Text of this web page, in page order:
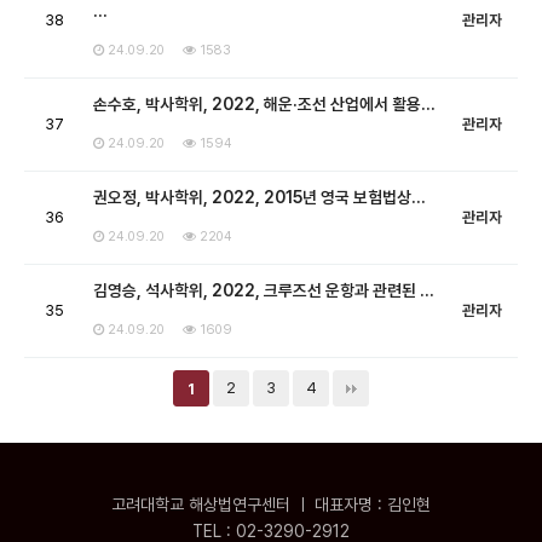
38
…
24.09.20 1583
관리자
37
손수호, 박사학위, 2022, 해운·조선 산업에서 활용…
24.09.20 1594
관리자
36
권오정, 박사학위, 2022, 2015년 영국 보험법상…
24.09.20 2204
관리자
35
김영승, 석사학위, 2022, 크루즈선 운항과 관련된 …
24.09.20 1609
관리자
1 2 3 4
고려대학교 해상법연구센터 ㅣ 대표자명 : 김인현
TEL : 02-3290-2912